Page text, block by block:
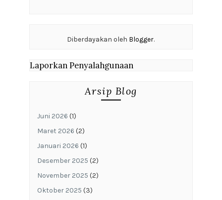
Diberdayakan oleh Blogger.
Laporkan Penyalahgunaan
Arsip Blog
Juni 2026 (1)
Maret 2026 (2)
Januari 2026 (1)
Desember 2025 (2)
November 2025 (2)
Oktober 2025 (3)